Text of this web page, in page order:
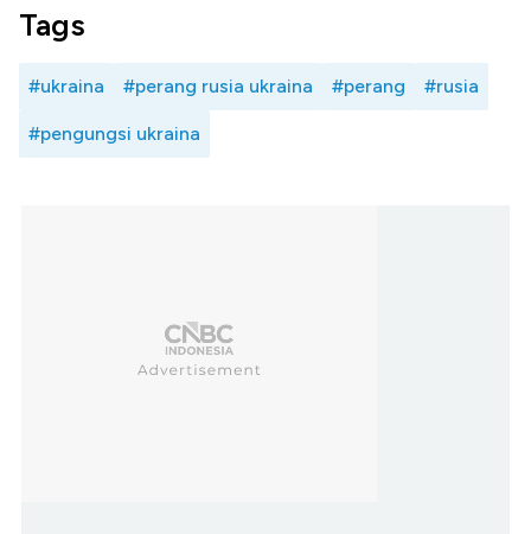
Tags
#ukraina #perang rusia ukraina #perang #rusia
#pengungsi ukraina